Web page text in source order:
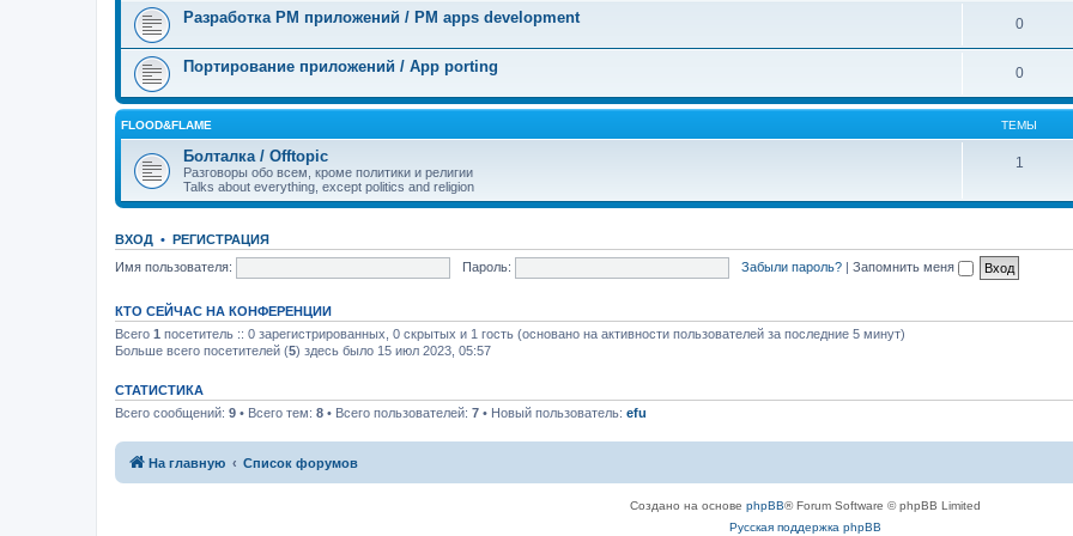
Разработка PM приложений / PM apps development 0
Портирование приложений / App porting 0
FLOOD&FLAME ТЕМЫ
Болталка / Offtopic
Разговоры обо всем, кроме политики и религии
Talks about everything, except politics and religion
1
ВХОД • РЕГИСТРАЦИЯ
Имя пользователя:
Пароль: Забыли пароль? | Запомнить меня
КТО СЕЙЧАС НА КОНФЕРЕНЦИИ
Всего 1 посетитель :: 0 зарегистрированных, 0 скрытых и 1 гость (основано на активности пользователей за последние 5 минут)
Больше всего посетителей (5) здесь было 15 июл 2023, 05:57
СТАТИСТИКА
Всего сообщений: 9 • Всего тем: 8 • Всего пользователей: 7 • Новый пользователь: efu
На главную Список форумов
Создано на основе phpBB® Forum Software © phpBB Limited
Русская поддержка phpBB